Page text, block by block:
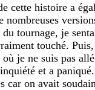
cette histoire a
nombreuses
tournage, je
touché.
je ne suis pas
et a
car on avait